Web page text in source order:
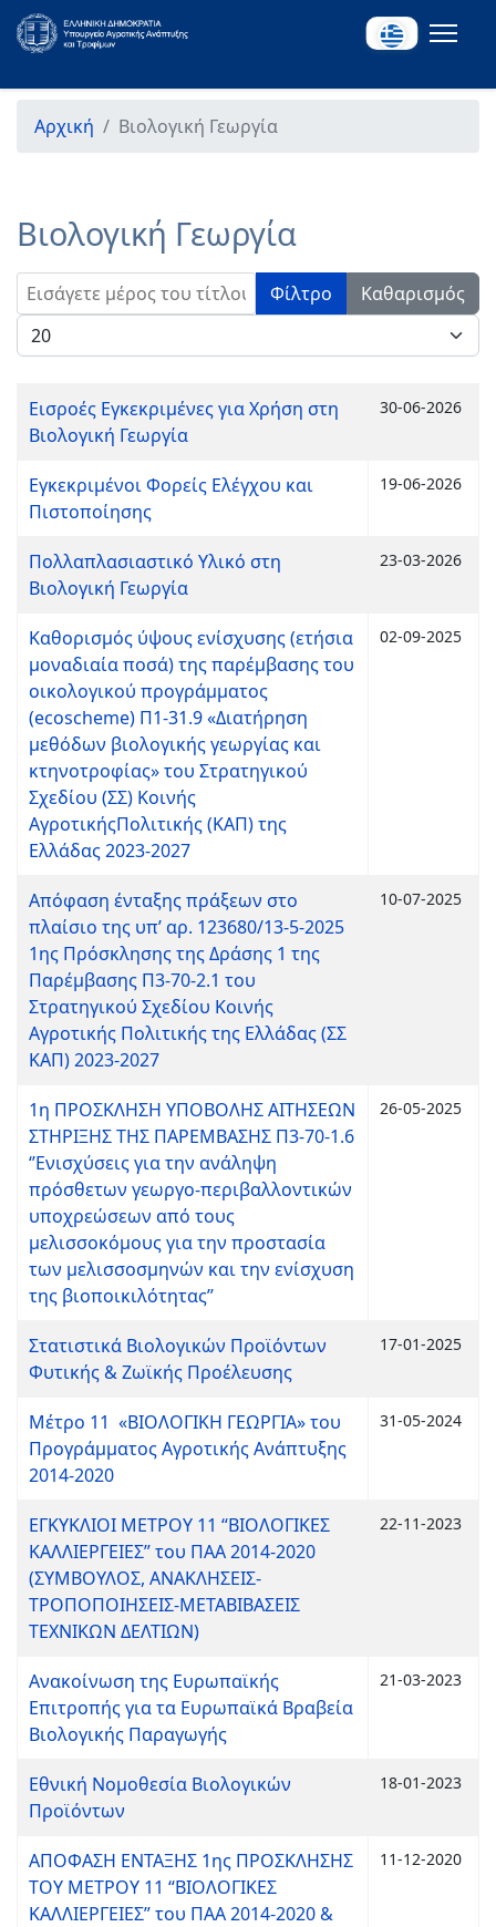
Αρχική Βιολογική Γεωργία
Βιολογική Γεωργία
Εισάγετε μέρος του τίτλου. Φίλτρο
Καθαρισμός
Εμφάνιση #
Εισροές Εγκεκριμένες για Χρήση στη
Βιολογική Γεωργία
30-06-2026
Εγκεκριμένοι Φορείς Ελέγχου και
Πιστοποίησης
19-06-2026
Πολλαπλασιαστικό Υλικό στη
Βιολογική Γεωργία
23-03-2026
Καθορισμός ύψους ενίσχυσης (ετήσια
μοναδιαία ποσά) της παρέμβασης του
οικολογικού προγράμματος
(ecoscheme) Π1-31.9 «Διατήρηση
μεθόδων βιολογικής γεωργίας και
κτηνοτροφίας» του Στρατηγικού
Σχεδίου (ΣΣ) Κοινής
ΑγροτικήςΠολιτικής (ΚΑΠ) της
Ελλάδας 2023-2027
02-09-2025
Απόφαση ένταξης πράξεων στο
πλαίσιο της υπ’ αρ. 123680/13-5-2025
1ης Πρόσκλησης της Δράσης 1 της
Παρέμβασης Π3-70-2.1 του
Στρατηγικού Σχεδίου Κοινής
Αγροτικής Πολιτικής της Ελλάδας (ΣΣ
ΚΑΠ) 2023-2027
10-07-2025
1η ΠΡΟΣΚΛΗΣΗ ΥΠΟΒΟΛΗΣ ΑΙΤΗΣΕΩΝ
ΣΤΗΡΙΞΗΣ ΤΗΣ ΠΑΡΕΜΒΑΣΗΣ Π3-70-1.6
‘’Ενισχύσεις για την ανάληψη
πρόσθετων γεωργο-περιβαλλοντικών
υποχρεώσεων από τους
μελισσοκόμους για την προστασία
των μελισσοσμηνών και την ενίσχυση
της βιοποικιλότητας’’
26-05-2025
Στατιστικά Βιολογικών Προϊόντων
Φυτικής & Ζωϊκής Προέλευσης
17-01-2025
Μέτρο 11 «ΒΙΟΛΟΓΙΚΗ ΓΕΩΡΓΙΑ» του
Προγράμματος Αγροτικής Ανάπτυξης
2014-2020
31-05-2024
ΕΓΚΥΚΛΙΟΙ ΜΕΤΡΟΥ 11 “ΒΙΟΛΟΓΙΚΕΣ
ΚΑΛΛΙΕΡΓΕΙΕΣ” του ΠΑΑ 2014-2020
(ΣΥΜΒΟΥΛΟΣ, ΑΝΑΚΛΗΣΕΙΣ-
ΤΡΟΠΟΠΟΙΗΣΕΙΣ-ΜΕΤΑΒΙΒΑΣΕΙΣ
ΤΕΧΝΙΚΩΝ ΔΕΛΤΙΩΝ)
22-11-2023
Ανακοίνωση της Ευρωπαϊκής
Επιτροπής για τα Ευρωπαϊκά Βραβεία
Βιολογικής Παραγωγής
21-03-2023
Εθνική Νομοθεσία Βιολογικών
Προϊόντων
18-01-2023
ΑΠΟΦΑΣH ΕΝΤΑΞΗΣ 1ης ΠΡΟΣΚΛΗΣΗΣ
ΤΟΥ ΜΕΤΡΟΥ 11 “ΒΙΟΛΟΓΙΚΕΣ
ΚΑΛΛΙΕΡΓΕΙΕΣ” του ΠΑΑ 2014-2020 &
11-12-2020